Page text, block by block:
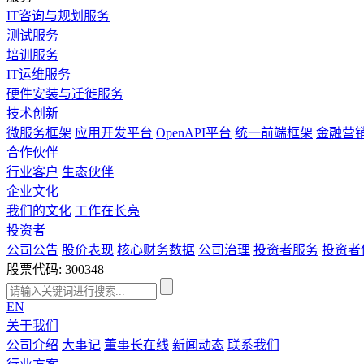
IT咨询与规划服务
测试服务
培训服务
IT运维服务
硬件安装与迁徙服务
技术创新
微服务框架 应用开发平台 OpenAPI平台 统一前端框架 金融营
合作伙伴
行业客户 生态伙伴
企业文化
我们的文化 工作在长亮
投资者
公司公告 股价表现 核心财务数据 公司治理 投资者服务 投资者
股票代码: 300348
EN
关于我们
公司介绍 大事记 董事长在线 新闻动态 联系我们